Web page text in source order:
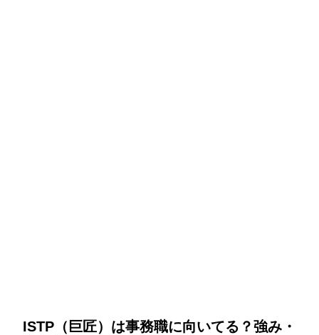
ISTP（巨匠）は事務職に向いてる？強み・